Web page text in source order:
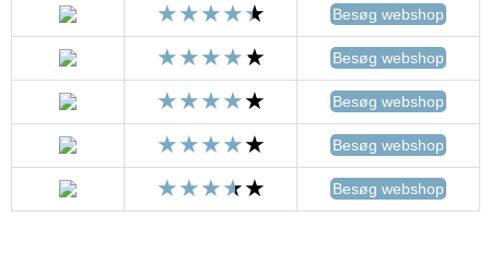
Besøg webshop
Besøg webshop
Besøg webshop
Besøg webshop
Besøg webshop